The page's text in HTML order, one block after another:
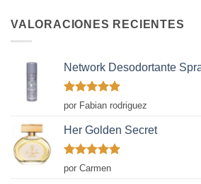
VALORACIONES RECIENTES
Network Desodortante
Valorado
con
por Fabian rodriguez
Her Golden Secret
Valorado
con
por Carmen